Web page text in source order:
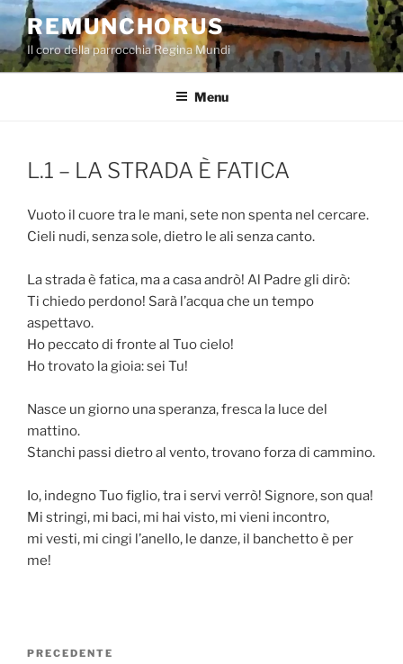
Salta
contenuto
REMUNCHORUS
Il coro della parrocchia Regina Mundi
Menu
L.1 – LA STRADA È FATICA
Vuoto il cuore tra le mani, sete non spenta nel cercare.
Cieli nudi, senza sole, dietro le ali senza canto.
La strada è fatica, ma a casa andrò! Al Padre gli dirò:
Ti chiedo perdono! Sarà l’acqua che un tempo
aspettavo.
Ho peccato di fronte al Tuo cielo!
Ho trovato la gioia: sei Tu!
Nasce un giorno una speranza, fresca la luce del
mattino.
Stanchi passi dietro al vento, trovano forza di cammino.
Io, indegno Tuo figlio, tra i servi verrò! Signore, son qua!
Mi stringi, mi baci, mi hai visto, mi vieni incontro,
mi vesti, mi cingi l’anello, le danze, il banchetto è per
me!
Navigazione
Articolo
PRECEDENTE